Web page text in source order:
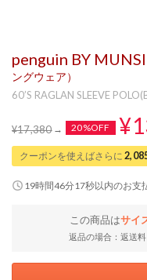
penguin BY
ングウェア）
60’S RAGLAN SLEEVE
¥17,380 20%OFF
クーポンを使えばさらに
19時間46分16秒以内のお支
この商品はサイ
返品の場合：返送